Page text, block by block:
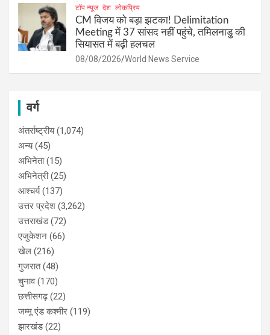
टॉप न्यूज देश लोकप्रिय
CM विजय को बड़ा झटका! Delimitation
Meeting में 37 सांसद नहीं पहुंचे, तमिलनाडु की
सियासत में बढ़ी हलचल
08/08/2026 World News Service
वर्ग
अंतर्राष्ट्रीय(1,074)
अन्य(45)
अभिनेता(15)
अभिनेत्री(25)
आश्चर्य(137)
उत्तर प्रदेश (3,262)
उत्तराखंड(72)
एजुकेशन (66)
खेल (216)
गुजरात(48)
चुनाव(170)
छत्तीसगढ़(22)
जम्मू एंड कश्मीर (119)
झारखंड(22)